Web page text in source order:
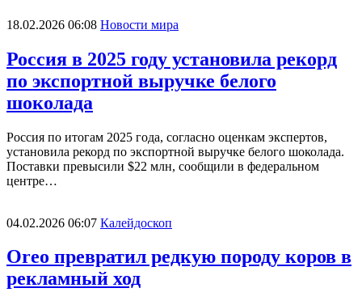
18.02.2026 06:08 Новости мира
Россия в 2025 году установила рекорд
по экспортной выручке белого
шоколада
Россия по итогам 2025 года, согласно оценкам экспертов,
установила рекорд по экспортной выручке белого шоколада.
Поставки превысили $22 млн, сообщили в федеральном
центре…
04.02.2026 06:07 Калейдоскоп
Oreo превратил редкую породу коров в
рекламный ход